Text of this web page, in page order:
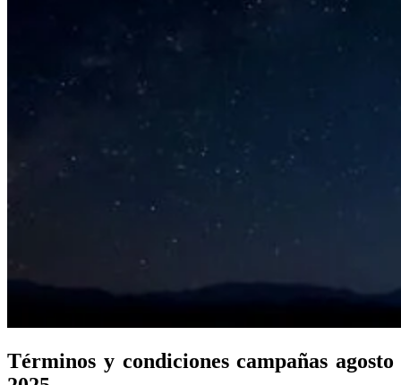
Términos y condiciones campañas agosto